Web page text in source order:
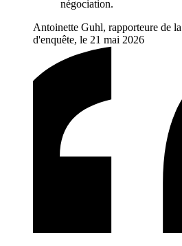
négociation.
Antoinette Guhl, rapporteure de
d'enquête, le 21 mai 2026